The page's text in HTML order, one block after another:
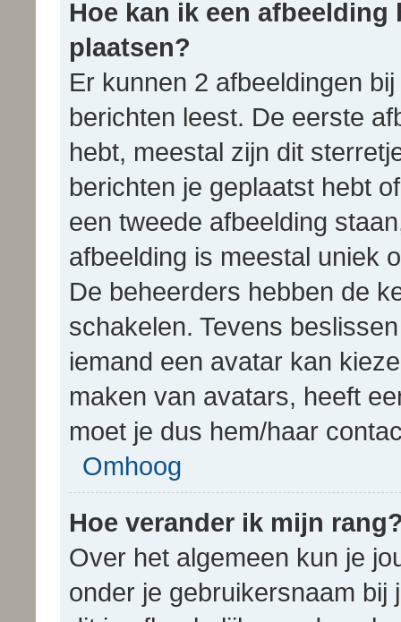
Hoe kan ik een
plaatsen?
Er kunnen 2 afbeeldingen
berichten leest. De eerste
hebt, meestal zijn dit
berichten je geplaatst hebt
een tweede afbeelding
afbeelding is meestal uniek
De beheerders hebben de
schakelen. Tevens
iemand een avatar kan
maken van avatars, heeft
moet je dus hem/haar
Omhoog
Hoe verander ik mijn
Over het algemeen kun je
onder je gebruikersnaam bij